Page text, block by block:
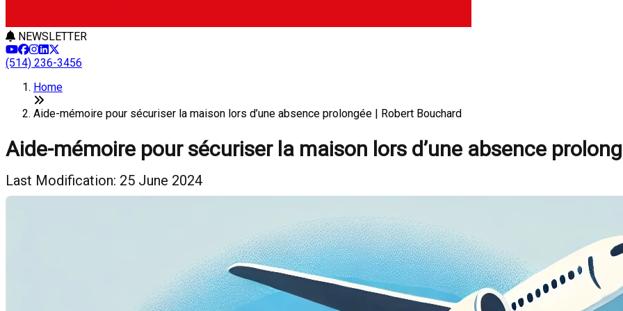
NEWSLETTER
(514) 236-3456
Home
Aide-mémoire pour sécuriser la maison lors d’une absence prolongée | Robert Bouchard
Aide-mémoire pour sécuriser la maison lors d’une absence
Last Modification: 25 June 2024